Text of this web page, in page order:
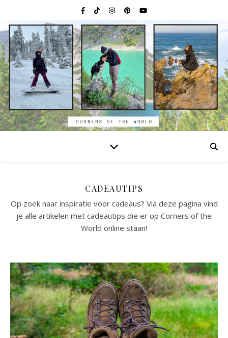
CADEAUTIPS
Op zoek naar inspiratie voor cadeaus? Via deze pagina vind
je alle artikelen met cadeautips die er op Corners of the
World online staan!